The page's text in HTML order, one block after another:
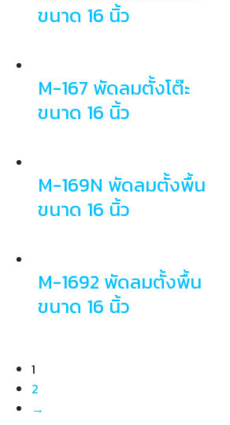
ขนาด 16 นิ้ว
M-167 พัดลมตั้งโต๊ะ
ขนาด 16 นิ้ว
M-169N พัดลมตั้งพื้น
ขนาด 16 นิ้ว
M-1692 พัดลมตั้งพื้น
ขนาด 16 นิ้ว
1
2
→